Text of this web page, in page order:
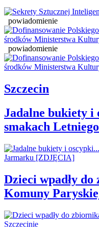
powiadomienie
powiadomienie
Szczecin
Jadalne bukiety i
smakach
Dzieci wpadły
Komuny